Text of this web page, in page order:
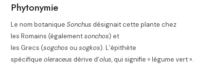
Phytonymie
Le nom botaniqueSonchus désignait cette plante chez
les Romains (égalementsonchos) et
les Grecs (sogchos ousogkos). L’épithète
spécifiqueoleraceus dérive d’olus, qui signifie « légume vert ».